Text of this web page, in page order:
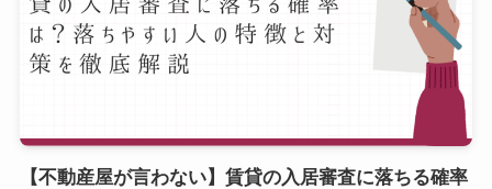
【不動産屋が言わない】賃貸の入居審査に落ちる確率